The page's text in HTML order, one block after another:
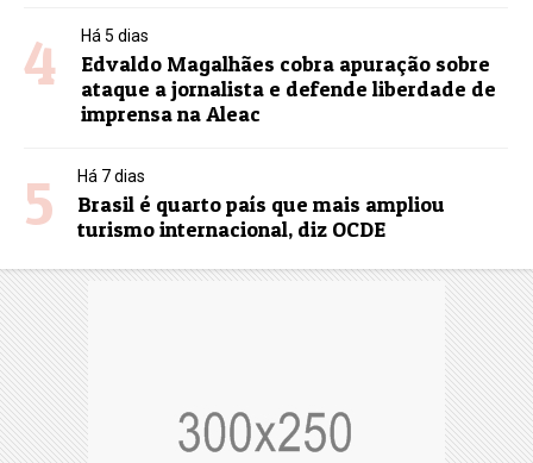
4 Há 5 dias
Edvaldo Magalhães cobra apuração sobre
ataque a jornalista e defende liberdade de
imprensa na Aleac
5 Há 7 dias
Brasil é quarto país que mais ampliou
turismo internacional, diz OCDE